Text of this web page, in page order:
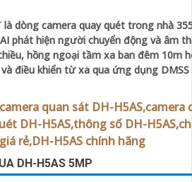
là dòng camera quay quét trong nhà
phát hiện người chuyển động và âm
hồng ngoại tầm xa ban đêm 10m
điều khiển từ xa qua ứng dụng DMSS
DH-H5AS 5MP